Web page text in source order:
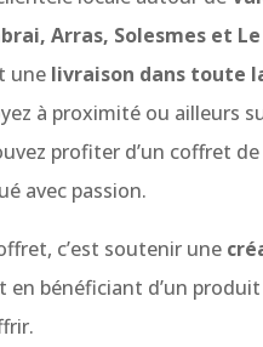
Arras, Solesmes et
une livraison dans toute
à proximité ou ailleurs
profiter d’un coffret
avec passion.
c’est soutenir une
en bénéficiant d’un